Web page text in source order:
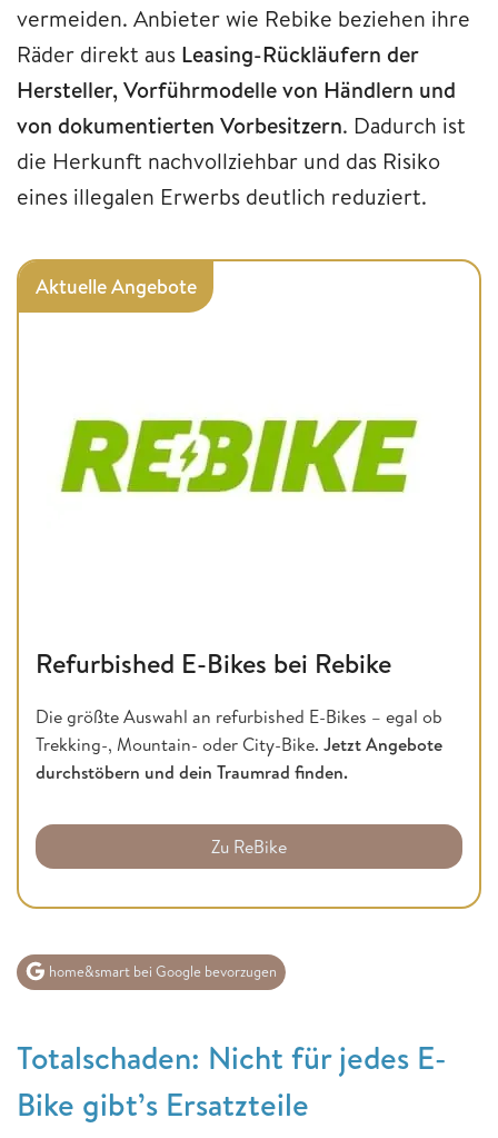
vermeiden. Anbieter wie Rebike beziehen ihre
Räder direkt aus Leasing-Rückläufern der
Hersteller, Vorführmodelle von Händlern und
von dokumentierten Vorbesitzern. Dadurch ist
die Herkunft nachvollziehbar und das Risiko
eines illegalen Erwerbs deutlich reduziert.
Aktuelle Angebote
Refurbished E-Bikes bei Rebike
Die größte Auswahl an refurbished E-Bikes – egal ob
Trekking-, Mountain- oder City-Bike. Jetzt Angebote
durchstöbern und dein Traumrad finden.
Zu ReBike
home&smart bei Google bevorzugen
Totalschaden: Nicht für jedes E-
Bike gibt’s Ersatzteile